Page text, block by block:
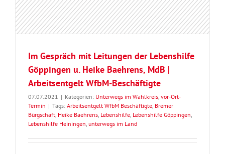
Im Gespräch mit Leitungen der Lebenshilfe
Göppingen u. Heike Baehrens, MdB |
Arbeitsentgelt WfbM-Beschäftigte
07.07.2021 | Kategorien: Unterwegs im Wahlkreis, vor-Ort-
Termin | Tags: Arbeitsentgelt WfbM Beschäftigte, Bremer
Bürgschaft, Heike Baehrens, Lebenshilfe, Lebenshilfe Göppingen,
Lebenshilfe Heiningen, unterwegs im Land